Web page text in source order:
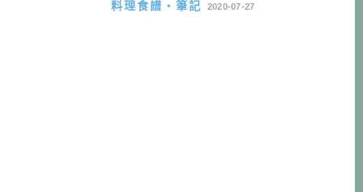
料理食譜・筆記 2020-07-27